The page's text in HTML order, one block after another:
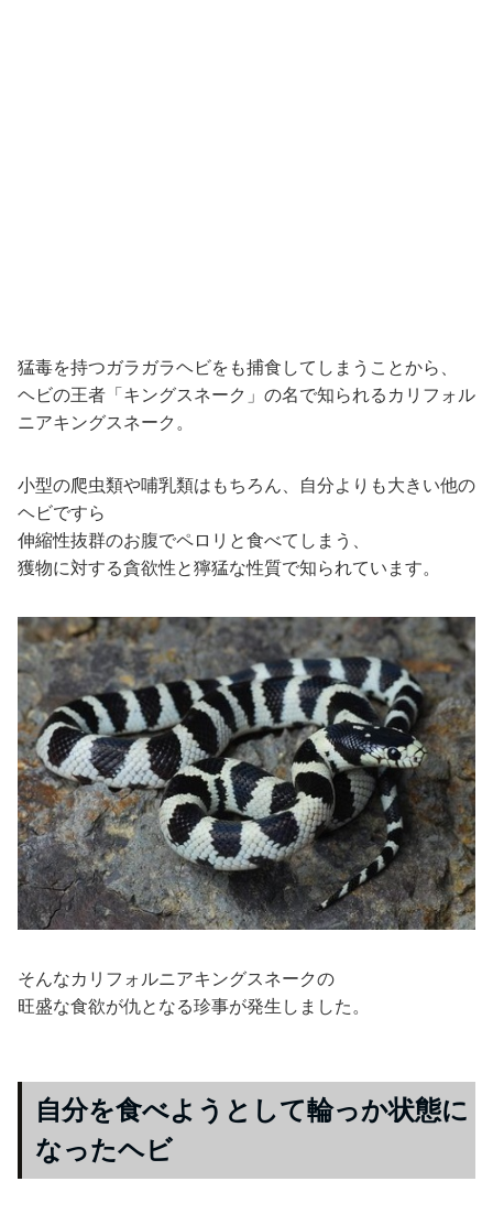
猛毒を持つガラガラヘビをも捕食してしまうことから、
ヘビの王者「キングスネーク」の名で知られるカリフォル
ニアキングスネーク。
小型の爬虫類や哺乳類はもちろん、自分よりも大きい他の
ヘビですら
伸縮性抜群のお腹でペロリと食べてしまう、
獲物に対する貪欲性と獰猛な性質で知られています。
そんなカリフォルニアキングスネークの
旺盛な食欲が仇となる珍事が発生しました。
自分を食べようとして輪っか状態に
なったヘビ